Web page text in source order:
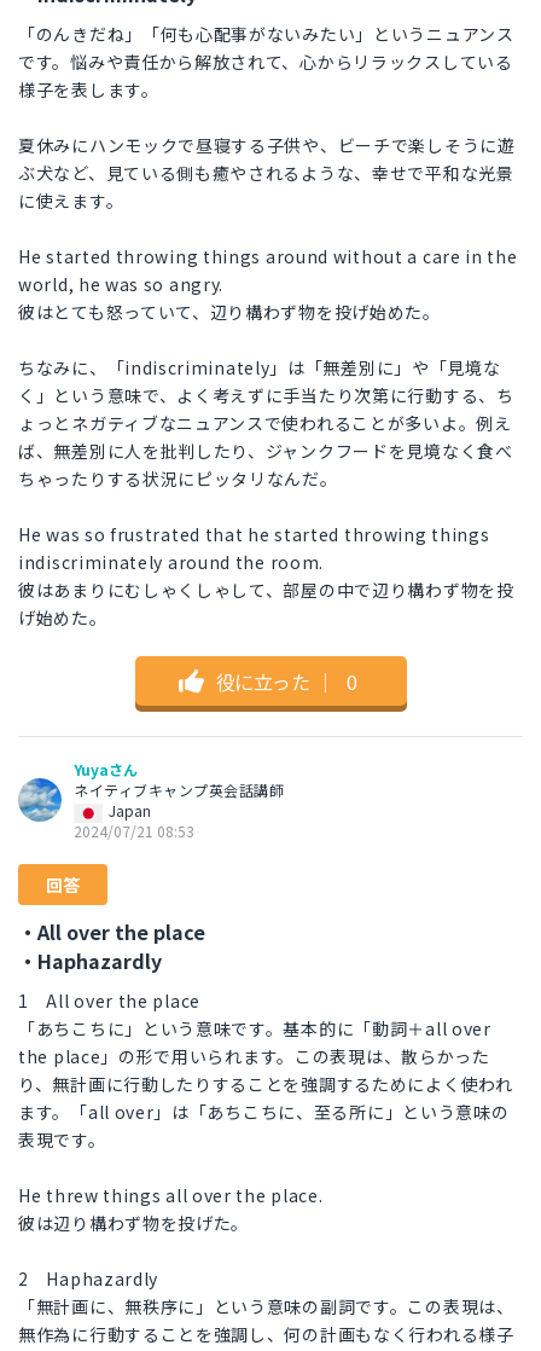
「のんきだね」「何も心配事がないみたい」というニュアンス
です。悩みや責任から解放されて、心からリラックスしている
様子を表します。
夏休みにハンモックで昼寝する子供や、ビーチで楽しそうに遊
ぶ犬など、見ている側も癒やされるような、幸せで平和な光景
に使えます。
He started throwing things around without a care in the
world, he was so angry.
彼はとても怒っていて、辺り構わず物を投げ始めた。
ちなみに、「indiscriminately」は「無差別に」や「見境な
く」という意味で、よく考えずに手当たり次第に行動する、ち
ょっとネガティブなニュアンスで使われることが多いよ。例え
ば、無差別に人を批判したり、ジャンクフードを見境なく食べ
ちゃったりする状況にピッタリなんだ。
He was so frustrated that he started throwing things
indiscriminately around the room.
彼はあまりにむしゃくしゃして、部屋の中で辺り構わず物を投
げ始めた。
役に立った ｜ 0
Yuyaさん
ネイティブキャンプ英会話講師
Japan
2024/07/21 08:53
回答
・All over the place
・Haphazardly
1 All over the place
「あちこちに」という意味です。基本的に「動詞＋all over
the place」の形で用いられます。この表現は、散らかった
り、無計画に行動したりすることを強調するためによく使われ
ます。「all over」は「あちこちに、至る所に」という意味の
表現です。
He threw things all over the place.
彼は辺り構わず物を投げた。
2 Haphazardly
「無計画に、無秩序に」という意味の副詞です。この表現は、
無作為に行動することを強調し、何の計画もなく行われる様子